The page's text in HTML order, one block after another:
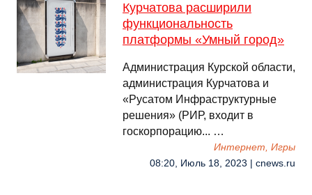
Курчатова расширили
функциональность
платформы «Умный город»
Администрация Курской области,
администрация Курчатова и
«Русатом Инфраструктурные
решения» (РИР, входит в
госкорпорацию... …
Интернет, Игры
08:20, Июль 18, 2023 | cnews.ru